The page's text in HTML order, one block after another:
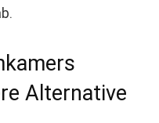
Alternative